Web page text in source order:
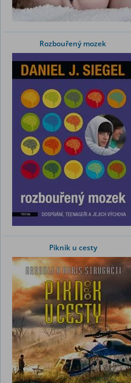
Rozbouřený mozek
Piknik u cesty